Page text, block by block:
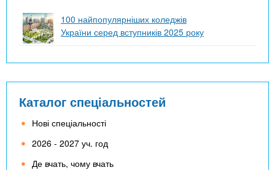
100 найпопулярніших коледжів
України серед вступників 2025 року
Каталог спеціальностей
Нові спеціальності
2026 - 2027 уч. год
Де вчать, чому вчать